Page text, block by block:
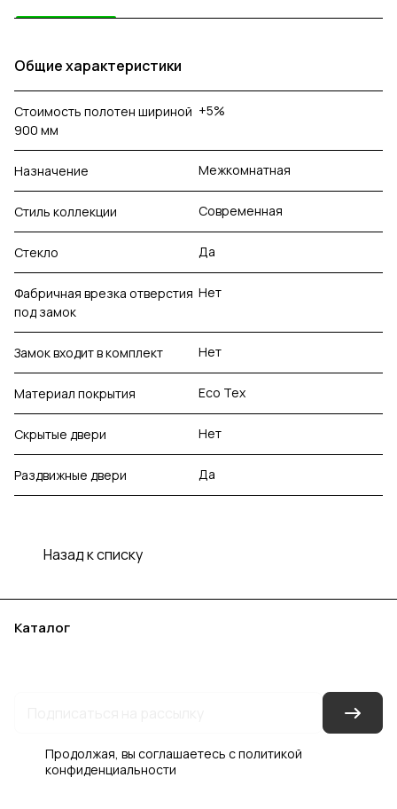
Общие характеристики
Стоимость полотен шириной
900 мм
+5%
Назначение Межкомнатная
Стиль коллекции Современная
Стекло Да
Фабричная врезка отверстия
под замок
Нет
Замок входит в комплект Нет
Материал покрытия Eco Tex
Скрытые двери Нет
Раздвижные двери Да
Назад к списку
Каталог
Продолжая, вы соглашаетесь сполитикой
конфиденциальности